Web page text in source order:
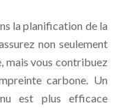
la planification de la
non seulement
mais vous contribuez
carbone. Un
est plus efficace